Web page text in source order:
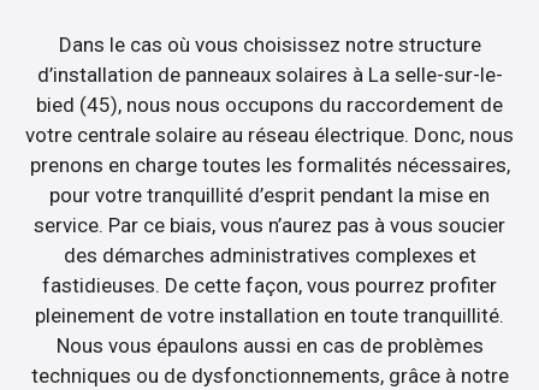
Dans le cas où vous choisissez notre structure
d’installation de panneaux solaires à La selle-sur-le-
bied (45), nous nous occupons du raccordement de
votre centrale solaire au réseau électrique. Donc, nous
prenons en charge toutes les formalités nécessaires,
pour votre tranquillité d’esprit pendant la mise en
service. Par ce biais, vous n’aurez pas à vous soucier
des démarches administratives complexes et
fastidieuses. De cette façon, vous pourrez profiter
pleinement de votre installation en toute tranquillité.
Nous vous épaulons aussi en cas de problèmes
techniques ou de dysfonctionnements, grâce à notre